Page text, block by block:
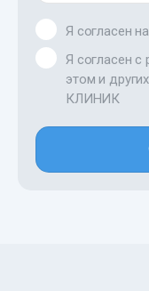
Я согласен
Я согласен
этом и
КЛИНИК